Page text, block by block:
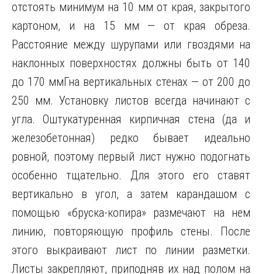
отстоять минимум на 10 мм от края, закрытого
картоном, и на 15 мм — от края обреза.
Расстояние между шурупами или гвоздями на
наклонных поверхностях должны быть от 140
до 170 ммГна вертикальных стенах — от 200 до
250 мм. Установку листов всегда начинают с
угла. Оштукатуренная кирпичная стена (да и
железобетонная) редко бывает идеально
ровной, поэтому первый лист нужно подогнать
особенно тщательно. Для этого его ставят
вертикально в угол, а затем карандашом с
помощью «бруска-копира» размечают на нем
линию, повторяющую профиль стены. После
этого выкраивают лист по линии разметки.
Листы закрепляют, приподняв их над полом на